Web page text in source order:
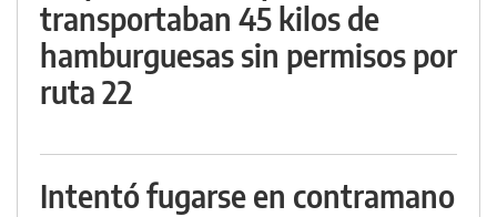
transportaban 45 kilos de
hamburguesas sin permisos por
ruta 22
Intentó fugarse en contramano